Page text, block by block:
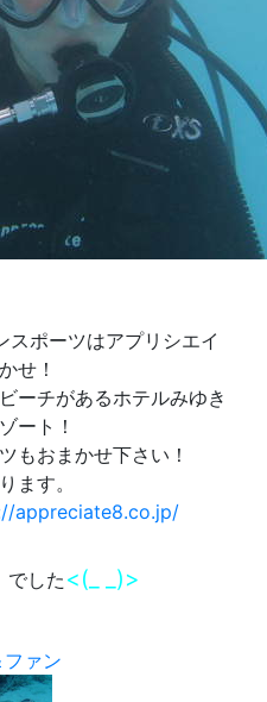
ポーツはアプリシエイ
せ！
ーチがあるホテルみゆき
ート！
もおまかせ下さい！
ます。
appreciate8.co.jp/
でした <(_ _)>
ァン